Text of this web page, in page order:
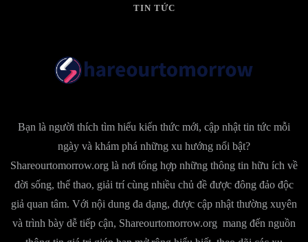
TIN TỨC
Bạn là người thích tìm hiểu kiến thức mới, cập nhật tin tức mỗi
ngày và khám phá những xu hướng nổi bật?
Shareourtomorrow.org là nơi tổng hợp những thông tin hữu ích về
đời sống, thể thao, giải trí cùng nhiều chủ đề được đông đảo độc
giả quan tâm. Với nội dung đa dạng, được cập nhật thường xuyên
và trình bày dễ tiếp cận, Shareourtomorrow.org mang đến nguồn